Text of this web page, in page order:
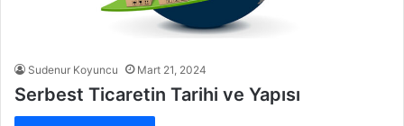
Sudenur Koyuncu Mart 21, 2024
Serbest Ticaretin Tarihi ve Yapısı